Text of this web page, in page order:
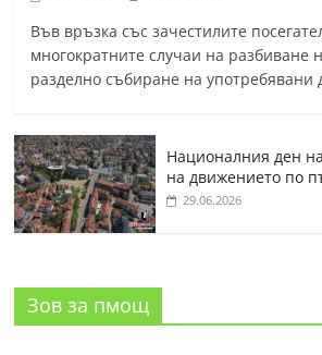
Във връзка със зачестилите
многократните случаи на разбиване
разделно събиране на употребявани
Националния ден
на движението по
29.06.2026
Зов за пмощ